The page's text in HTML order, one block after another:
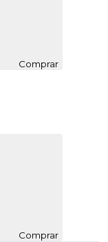
Comprar
Comprar